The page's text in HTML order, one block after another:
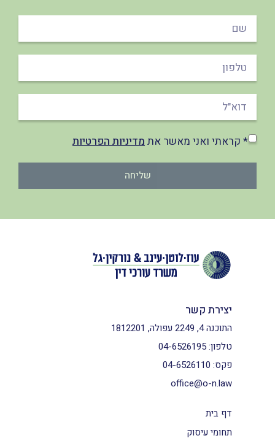
* קראתי ואני מאשר אתמדיניות הפרטיות
שליחה
דף בית
תחומי עיסוק
יצירת קשר
התוכנה 4, 2249 עפולה, 1812201
טלפון:04-6526195
פקס: 04-6526110
office@o-n.law